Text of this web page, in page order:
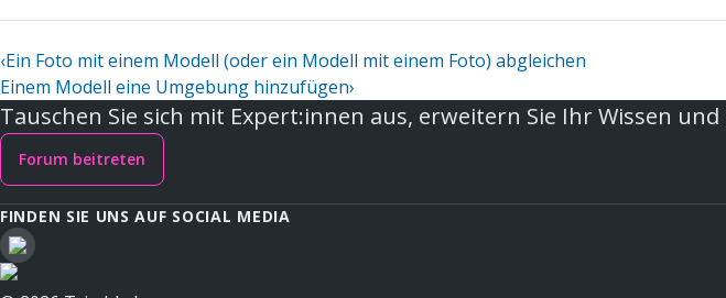
‹Ein Foto mit einem Modell (oder ein Modell mit einem Foto) abgleichen
Einem Modell eine Umgebung hinzufügen›
Tauschen Sie sich mit Expert:innen aus, erweitern Sie Ihr Wissen
Forum beitreten
FINDEN SIE UNS AUF SOCIAL MEDIA